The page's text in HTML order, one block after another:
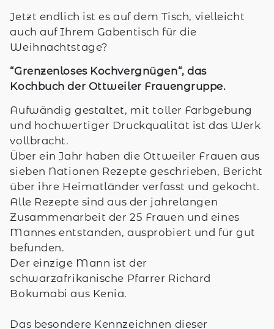
Jetzt endlich ist es auf dem Tisch, vielleicht
auch auf Ihrem Gabentisch für die
Weihnachtstage?
“Grenzenloses Kochvergnügen“, das
Kochbuch der Ottweiler Frauengruppe.
Aufwändig gestaltet, mit toller Farbgebung
und hochwertiger Druckqualität ist das Werk
vollbracht.
Über ein Jahr haben die Ottweiler Frauen aus
sieben Nationen Rezepte geschrieben, Bericht
über ihre Heimatländer verfasst und gekocht.
Alle Rezepte sind aus der jahrelangen
Zusammenarbeit der 25 Frauen und eines
Mannes entstanden, ausprobiert und für gut
befunden.
Der einzige Mann ist der
schwarzafrikanische Pfarrer Richard
Bokumabi aus Kenia.
Das besondere Kennzeichnen dieser